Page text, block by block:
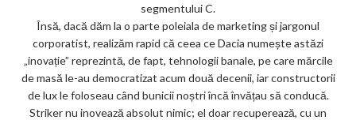
segmentului C.
Însă, dacă dăm la o parte poleiala de marketing și jargonul
corporatist, realizăm rapid că ceea ce Dacia numește astăzi
„inovație” reprezintă, de fapt, tehnologii banale, pe care mărcile
de masă le-au democratizat acum două decenii, iar constructorii
de lux le foloseau când bunicii noștri încă învățau să conducă.
Striker nu inovează absolut nimic; el doar recuperează, cu un